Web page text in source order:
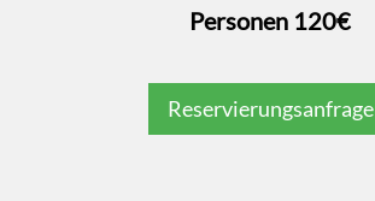
Personen 120€
Reservierungsanfrage